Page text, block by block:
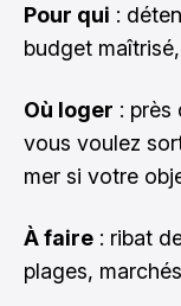
Pour qui :
budget
Où loger : près
vous voulez
mer si votre
À faire : ribat
plages,